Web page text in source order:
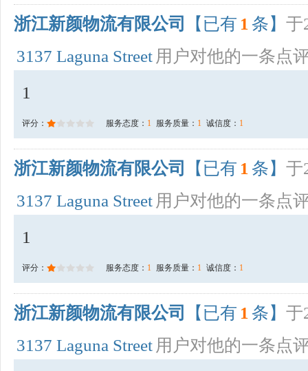
浙江新颜物流有限公司 【已有 1 条】 于
3137 Laguna Street 用户对他的一条点
1
评分： 服务态度： 1 服务质量： 1 诚信度： 1
浙江新颜物流有限公司 【已有 1 条】 于
3137 Laguna Street 用户对他的一条点
1
评分： 服务态度： 1 服务质量： 1 诚信度： 1
浙江新颜物流有限公司 【已有 1 条】 于
3137 Laguna Street 用户对他的一条点